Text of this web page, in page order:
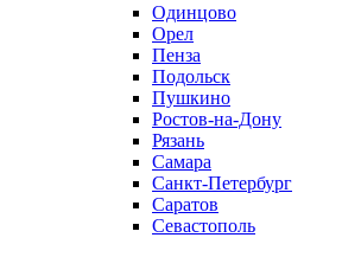
Одинцово
Орел
Пенза
Подольск
Пушкино
Ростов-на-Дону
Рязань
Самара
Санкт-Петербург
Саратов
Севастополь